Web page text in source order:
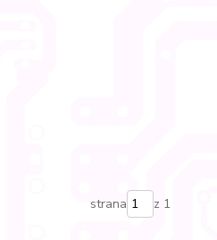
strana z 1